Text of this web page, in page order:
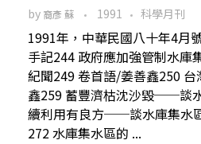
by 裔彥 蘇 1991 科學月刊
1991年，中華民國八十年4月
手記244 政府應加強管制水庫
紀聞249 卷首語/姜善鑫250
鑫259 蓄豐濟枯沈沙毀──談
續利用有良方──談水庫集水
272 水庫集水區的 ...